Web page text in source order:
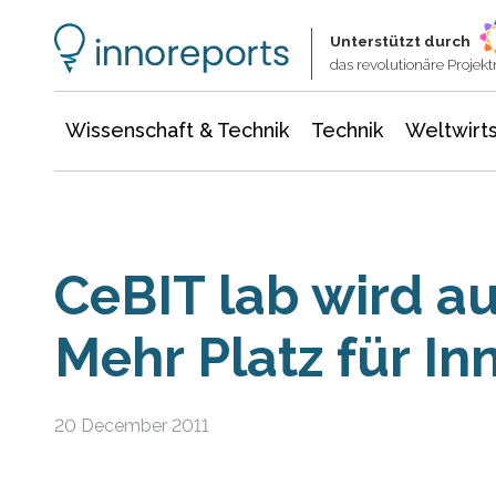
Unterstützt durch
das revolutionäre
Wissenschaft & Technik Technik
CeBIT lab wird
Mehr Platz für
20 December 2011